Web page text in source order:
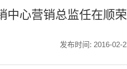
中心营销总监任在顺
发布时间: 2016-02-